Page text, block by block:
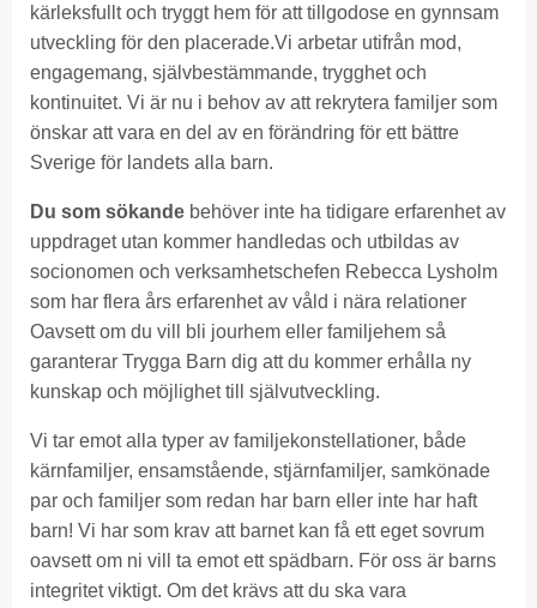
kärleksfullt och tryggt hem för att tillgodose en gynnsam
utveckling för den placerade.Vi arbetar utifrån mod,
engagemang, självbestämmande, trygghet och
kontinuitet. Vi är nu i behov av att rekrytera familjer som
önskar att vara en del av en förändring för ett bättre
Sverige för landets alla barn.
Du som sökande behöver inte ha tidigare erfarenhet av
uppdraget utan kommer handledas och utbildas av
socionomen och verksamhetschefen Rebecca Lysholm
som har flera års erfarenhet av våld i nära relationer
Oavsett om du vill bli jourhem eller familjehem så
garanterar Trygga Barn dig att du kommer erhålla ny
kunskap och möjlighet till självutveckling.
Vi tar emot alla typer av familjekonstellationer, både
kärnfamiljer, ensamstående, stjärnfamiljer, samkönade
par och familjer som redan har barn eller inte har haft
barn! Vi har som krav att barnet kan få ett eget sovrum
oavsett om ni vill ta emot ett spädbarn. För oss är barns
integritet viktigt. Om det krävs att du ska vara